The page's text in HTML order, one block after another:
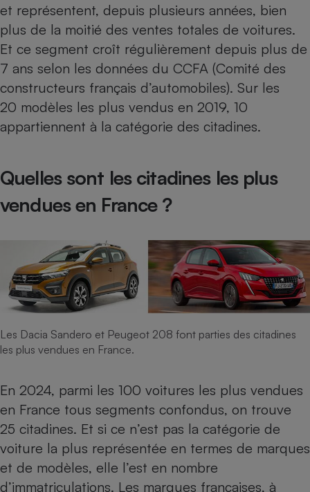
et représentent, depuis plusieurs années, bien
plus de la moitié des ventes totales de voitures.
Et ce segment croît régulièrement depuis plus de
7 ans selon les données du CCFA (Comité des
constructeurs français d’automobiles). Sur les
20 modèles les plus vendus en 2019, 10
appartiennent à la catégorie des citadines.
Quelles sont les citadines les plus
vendues en France ?
Les Dacia Sandero et Peugeot 208 font parties des citadines
les plus vendues en France.
En 2024, parmi les 100 voitures les plus vendues
en France tous segments confondus, on trouve
25 citadines. Et si ce n’est pas la catégorie de
voiture la plus représentée en termes de marques
et de modèles, elle l’est en nombre
d’immatriculations. Les marques françaises, à